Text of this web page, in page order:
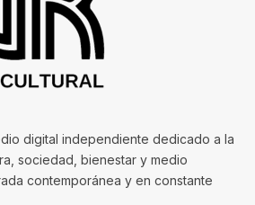
digital independiente dedicado a la
sociedad, bienestar y medio
contemporánea y en constante